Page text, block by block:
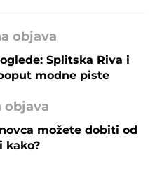
objava
Splitska Riva i
modne piste
objava
možete dobiti od
kako?